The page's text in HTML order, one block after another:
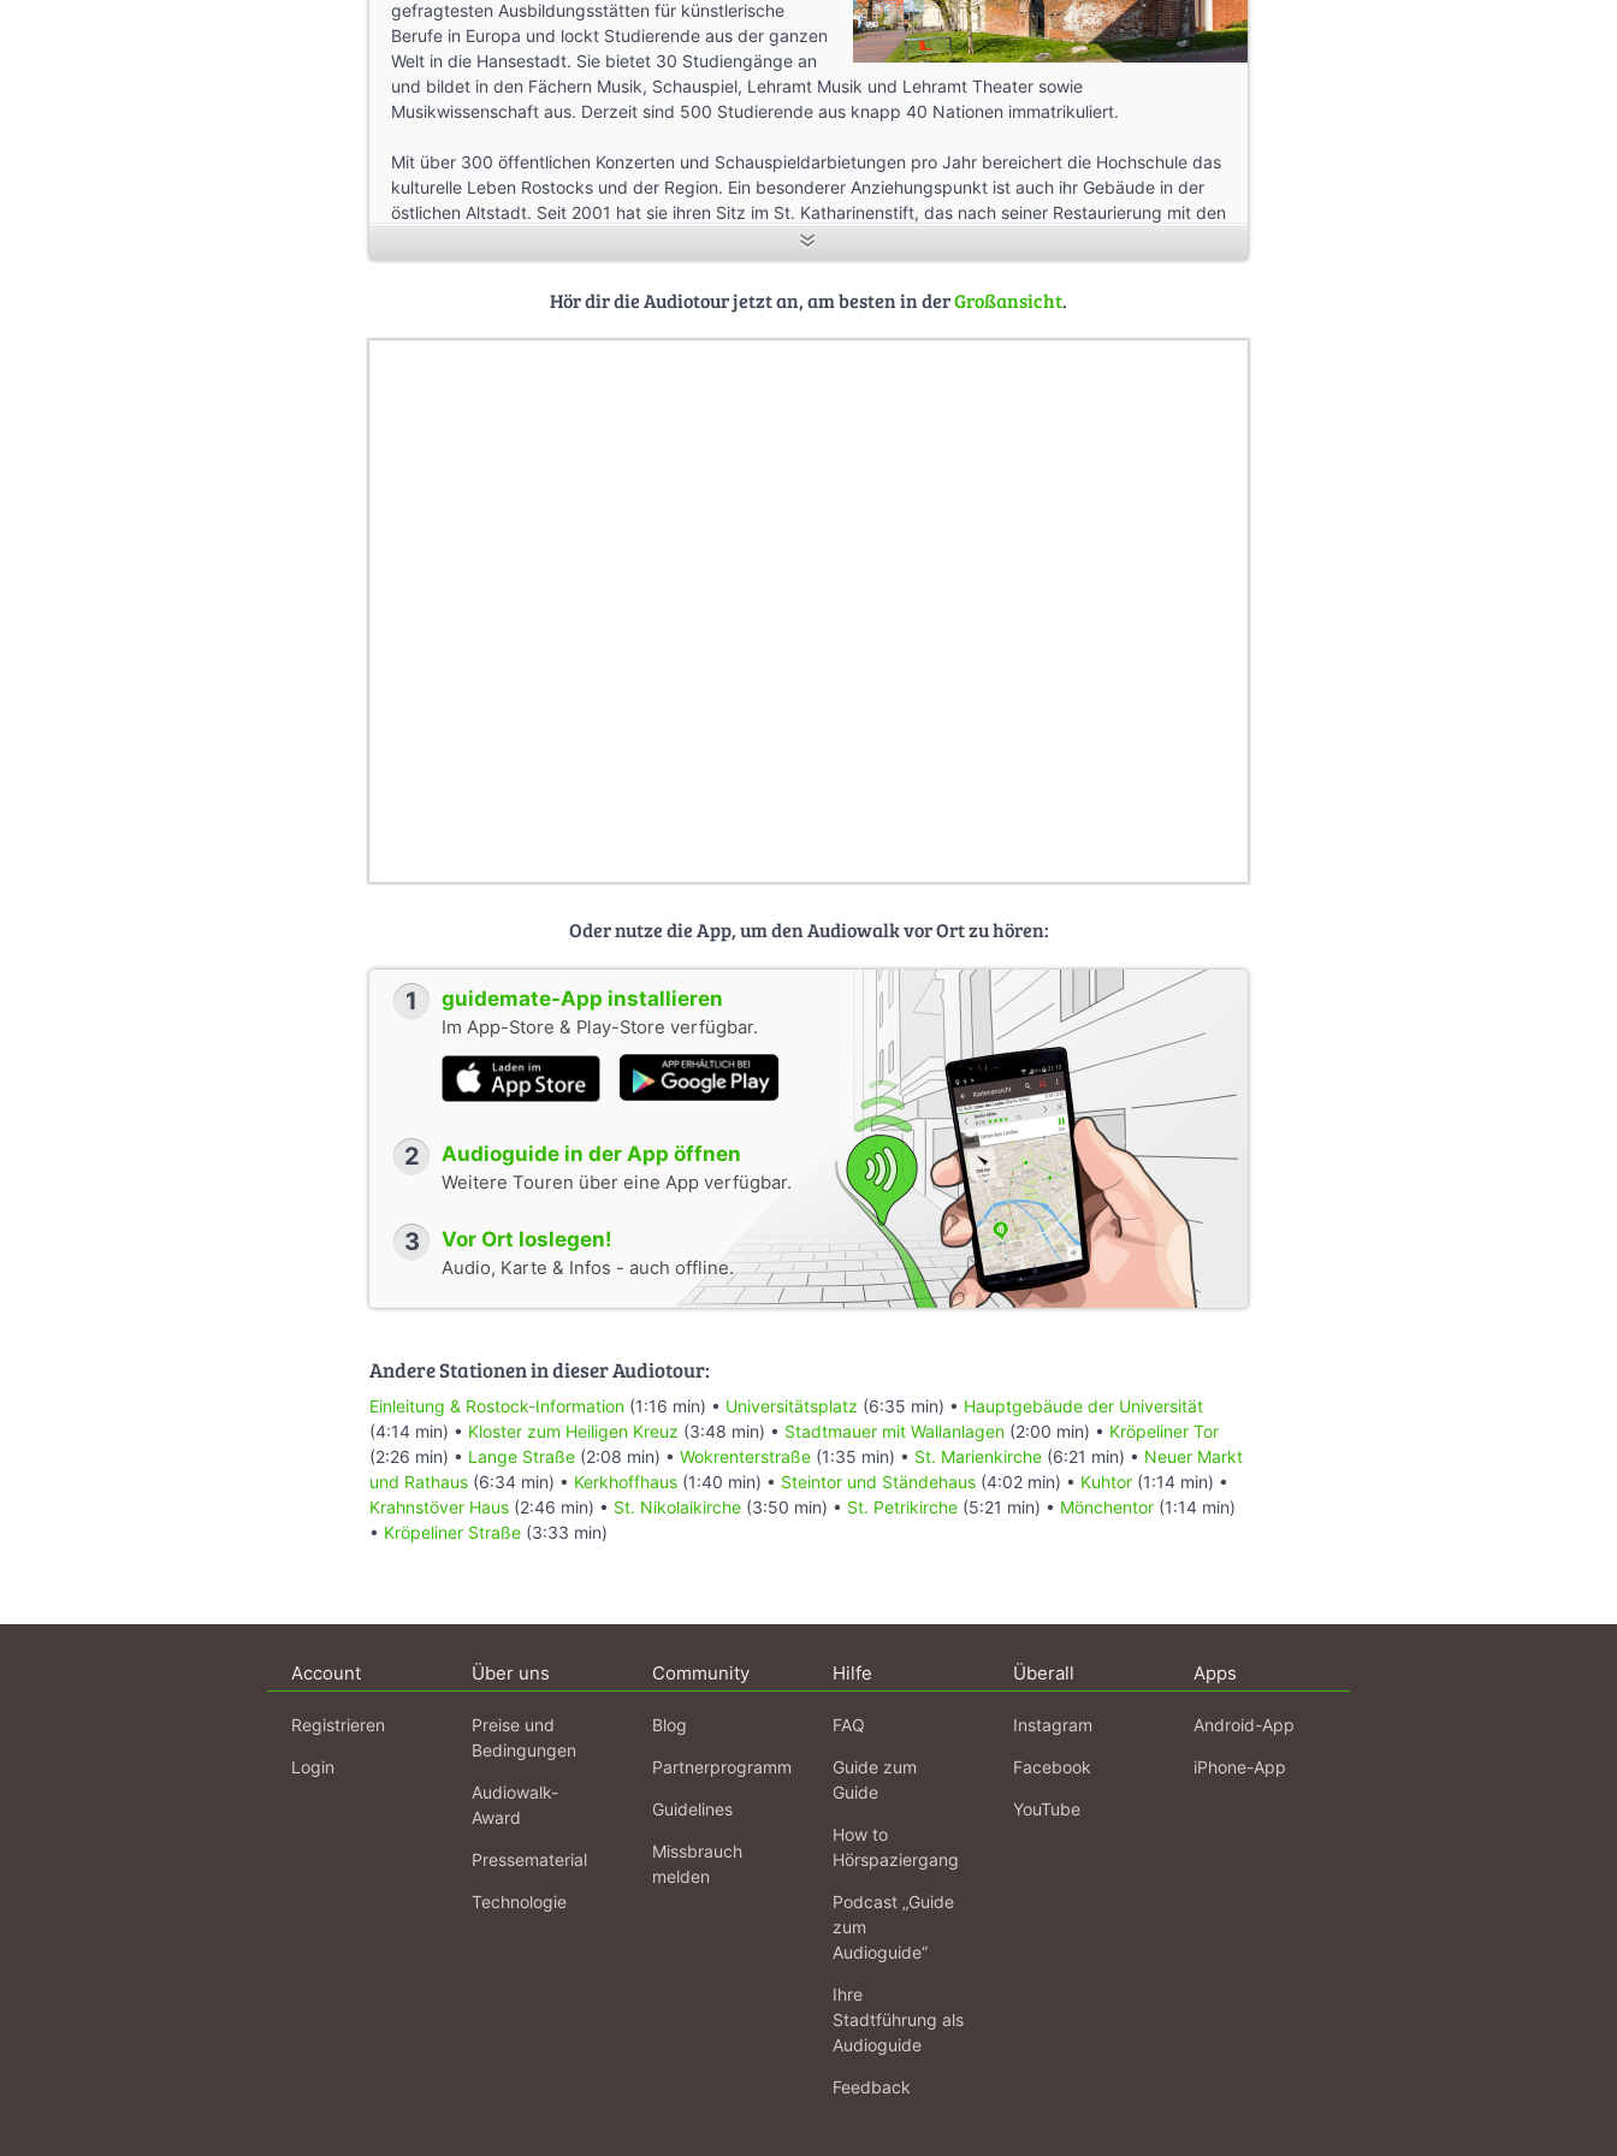
gefragtesten Ausbildungsstätten für künstlerische
Berufe in Europa und lockt Studierende aus der ganzen
Welt in die Hansestadt. Sie bietet 30 Studiengänge an
und bildet in den Fächern Musik, Schauspiel, Lehramt Musik und Lehramt Theater sowie
Musikwissenschaft aus. Derzeit sind 500 Studierende aus knapp 40 Nationen immatrikuliert.
Mit über 300 öffentlichen Konzerten und Schauspieldarbietungen pro Jahr bereichert die Hochschule das
kulturelle Leben Rostocks und der Region. Ein besonderer Anziehungspunkt ist auch ihr Gebäude in der
östlichen Altstadt. Seit 2001 hat sie ihren Sitz im St. Katharinenstift, das nach seiner Restaurierung mit den
Kreuzgängen, einem großen Konzert- und Theatersaal mit Vollbühne, mit Orgelsaal und
Kammermusiksaal, Tonstudios und Bibliothek außergewöhnlich schöne Räumlichkeiten bietet.
Junges Leben trifft historisches Flair
Hör dir die Audiotour jetzt an, am besten in derGroßansicht.
Oder nutze die App, um den Audiowalk vor Ort zu hören:
1 guidemate-App installieren
Im App-Store & Play-Store verfügbar.
2 Audioguide in der App öffnen
Weitere Touren über eine App verfügbar.
3 Vor Ort loslegen!
Audio, Karte & Infos - auch offline.
Andere Stationen in dieser Audiotour:
Einleitung & Rostock-Information (1:16 min) • Universitätsplatz (6:35 min) • Hauptgebäude der Universität
(4:14 min) • Kloster zum Heiligen Kreuz (3:48 min) • Stadtmauer mit Wallanlagen (2:00 min) • Kröpeliner Tor
(2:26 min) • Lange Straße (2:08 min) • Wokrenterstraße (1:35 min) • St. Marienkirche (6:21 min) • Neuer Markt
und Rathaus (6:34 min) • Kerkhoffhaus (1:40 min) • Steintor und Ständehaus (4:02 min) • Kuhtor (1:14 min) •
Krahnstöver Haus (2:46 min) • St. Nikolaikirche (3:50 min) • St. Petrikirche (5:21 min) • Mönchentor (1:14 min)
• Kröpeliner Straße (3:33 min)
Account
Registrieren
Login
Über uns
Preise und
Bedingungen
Audiowalk-
Award
Pressematerial
Technologie
Community
Blog
Partnerprogramm
Guidelines
Missbrauch
melden
Hilfe
FAQ
Guide zum
Guide
How to
Hörspaziergang
Podcast „Guide
zum
Audioguide“
Ihre
Stadtführung als
Audioguide
Feedback
Überall
Instagram
Facebook
YouTube
Apps
Android-App
iPhone-App